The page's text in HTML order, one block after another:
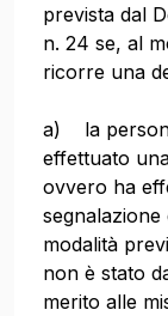
prevista dal
n. 24 se, al
ricorre una
a) la
effettuato
ovvero ha
modalità
non è stato
merito alle